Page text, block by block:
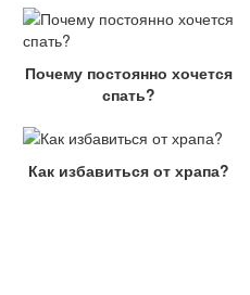
Почему постоянно хочется
спать?
Как избавиться от храпа?